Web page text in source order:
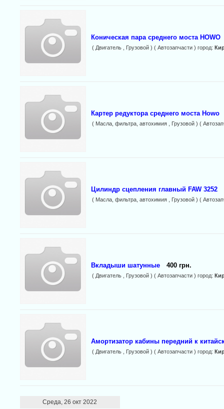
Коническая пара среднего моста HOWO
( Двигатель , Грузовой ) ( Автозапчасти ) город:
Картер редуктора среднего моста Howo
( Масла, фильтра, автохимия , Грузовой ) (
Цилиндр сцепления главный FAW 3252
( Масла, фильтра, автохимия , Грузовой ) (
Вкладыши шатунные 400 грн.
( Двигатель , Грузовой ) ( Автозапчасти ) город:
Амортизатор кабины передний к
( Двигатель , Грузовой ) ( Автозапчасти ) город:
Среда, 26 окт 2022